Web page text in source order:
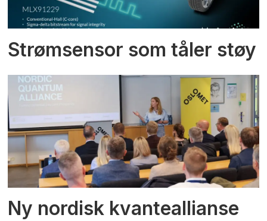
Strømsensor som tåler støy
Ny nordisk kvanteallianse